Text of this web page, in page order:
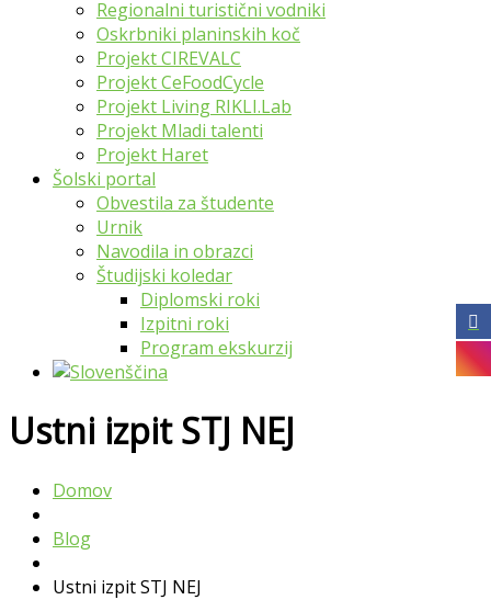
Regionalni turistični vodniki
Oskrbniki planinskih koč
Projekt CIREVALC
Projekt CeFoodCycle
Projekt Living RIKLI.Lab
Projekt Mladi talenti
Projekt Haret
Šolski portal
Obvestila za študente
Urnik
Navodila in obrazci
Študijski koledar
Diplomski roki
Izpitni roki
Program ekskurzij
Ustni izpit STJ NEJ
Domov
Blog
Ustni izpit STJ NEJ